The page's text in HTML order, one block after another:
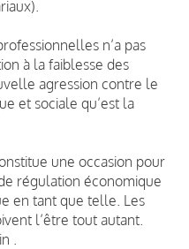
n’a pas
à la faiblesse des
agression contre le
et sociale qu’est la
une occasion pour
régulation économique
en tant que telle. Les
l’être tout autant.
.